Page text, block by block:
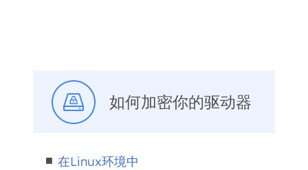
如何加密你的驱动器
在Linux环境中